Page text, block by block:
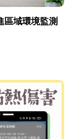
區域環境監測